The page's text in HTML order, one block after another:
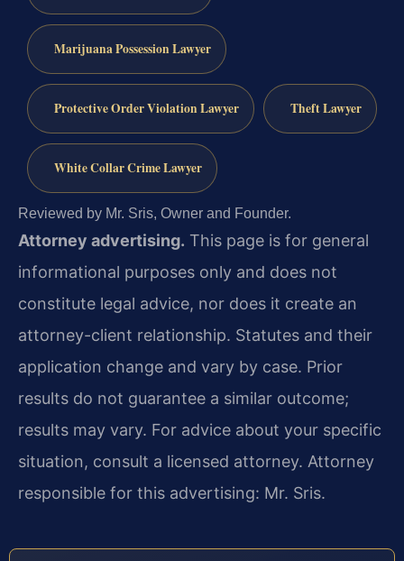
Marijuana Possession Lawyer
Protective Order Violation Lawyer Theft Lawyer
White Collar Crime Lawyer
Reviewed by Mr. Sris, Owner and Founder.
Attorney advertising. This page is for general
informational purposes only and does not
constitute legal advice, nor does it create an
attorney-client relationship. Statutes and their
application change and vary by case. Prior
results do not guarantee a similar outcome;
results may vary. For advice about your specific
situation, consult a licensed attorney. Attorney
responsible for this advertising: Mr. Sris.